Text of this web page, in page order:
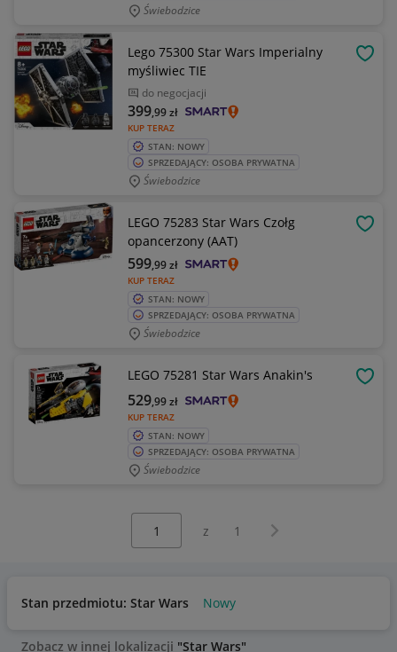
Świebodzice
Lego 75300 Star Wars Imperialny
myśliwiec TIE
do negocjacji
KUP TERAZ
399,99zł
STAN: NOWY
SPRZEDAJĄCY: OSOBA PRYWATNA
Świebodzice
LEGO 75283 Star Wars Czołg
opancerzony (AAT)
KUP TERAZ
599,99zł
STAN: NOWY
SPRZEDAJĄCY: OSOBA PRYWATNA
Świebodzice
LEGO 75281 Star Wars Anakin's
KUP TERAZ
529,99zł
STAN: NOWY
SPRZEDAJĄCY: OSOBA PRYWATNA
Świebodzice
z 1 Następna strona
Stan przedmiotu: Star Wars Nowy
Zobacz w innej lokalizacji "Star Wars"